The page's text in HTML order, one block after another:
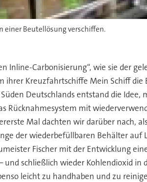
einer Beutellösung verschiffen.
Inline-Carbonisierung“, wie sie der
Kreuzfahrtschiffe Mein Schiff
Deutschlands entstand die
Rücknahmesystem mit
Mal dachten wir darüber nach,
der wiederbefüllbaren Behälter auf
Fischer mit der Entwicklung
schließlich wieder Kohlendioxid
leicht zu handhaben und zu